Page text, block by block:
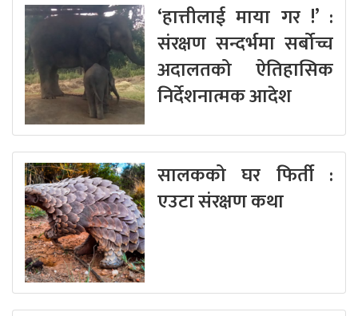
‘हात्तीलाई माया गर !’ :
संरक्षण सन्दर्भमा सर्बोच्च
अदालतको ऐतिहासिक
निर्देशनात्मक आदेश
सालकको घर फिर्ती :
एउटा संरक्षण कथा